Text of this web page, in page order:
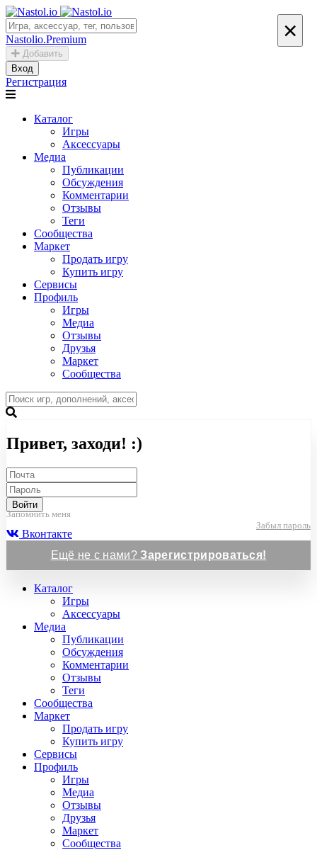
Nastolio.Premium
Добавить
Вход
Регистрация
Каталог
Игры
Аксессуары
Медиа
Публикации
Обсуждения
Комментарии
Отзывы
Теги
Сообщества
Маркет
Продать игру
Купить игру
Сервисы
Профиль
Игры
Медиа
Отзывы
Друзья
Маркет
Сообщества
×
Привет, заходи! :)
Войти
Запомнить меня
Забыл пароль
Вконтакте
Ещё не с нами?Зарегистрироваться!
Каталог
Игры
Аксессуары
Медиа
Публикации
Обсуждения
Комментарии
Отзывы
Теги
Сообщества
Маркет
Продать игру
Купить игру
Сервисы
Профиль
Игры
Медиа
Отзывы
Друзья
Маркет
Сообщества